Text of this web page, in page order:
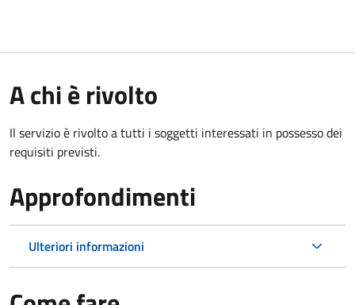
A chi è rivolto
Il servizio è rivolto a tutti i soggetti interessati in possesso dei
requisiti previsti.
Approfondimenti
Ulteriori informazioni